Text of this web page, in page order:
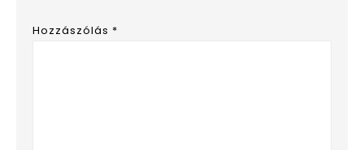
Hozzászólás *